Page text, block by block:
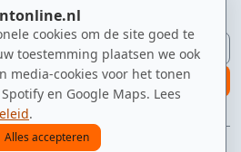
cookies om de site goed te
toestemming plaatsen we ook
media-cookies voor het tonen
en Google Maps. Lees
.
Alles accepteren
laatste badmintonnieuws.
E-mailadres
aanmelden